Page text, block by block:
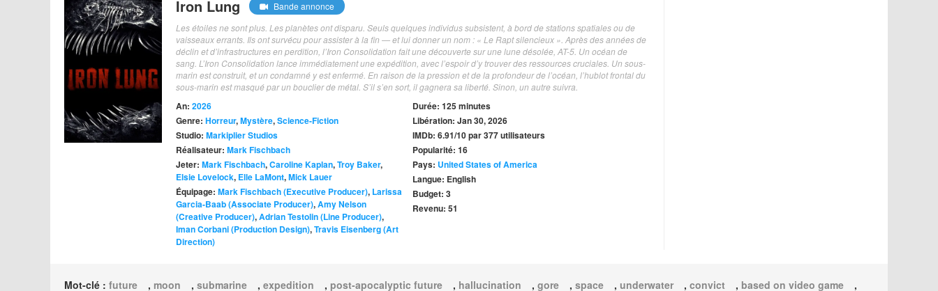
Iron Lung
Bande annonce
Les étoiles ne sont plus. Les planètes ont disparu. Seuls quelques individus subsistent, à bord de stations spatiales ou de
vaisseaux errants. Ils ont survécu pour assister à la fin — et lui donner un nom : « Le Rapt silencieux ». Après des années de
déclin et d’infrastructures en perdition, l’Iron Consolidation fait une découverte sur une lune désolée, AT-5. Un océan de
sang. L’Iron Consolidation lance immédiatement une expédition, avec l’espoir d’y trouver des ressources cruciales. Un sous-
marin est construit, et un condamné y est enfermé. En raison de la pression et de la profondeur de l’océan, l’hublot frontal du
sous-marin est masqué par un bouclier de métal. S’il s’en sort, il gagnera sa liberté. Sinon, un autre suivra.
An: 2026
Genre: Horreur,Mystère,Science-Fiction
Studio: Markiplier Studios
Réalisateur: Mark Fischbach
Jeter: Mark Fischbach,Caroline Kaplan,Troy Baker,
Elsie Lovelock, Elle LaMont,Mick Lauer
Équipage: Mark Fischbach (Executive Producer), Larissa
Garcia-Baab (Associate Producer),Amy Nelson
(Creative Producer),Adrian Testolin (Line Producer),
Iman Corbani (Production Design),Travis Eisenberg (Art
Direction)
Durée: 125 minutes
Libération: Jan 30, 2026
IMDb: 6.91/10 par 377 utilisateurs
Popularité: 16
Pays: United States of America
Langue: English
Budget: 3
Revenu: 51
Mot-clé : future , moon , submarine , expedition , post-apocalyptic future , hallucination , gore , space , underwater , convict , based on video game
,